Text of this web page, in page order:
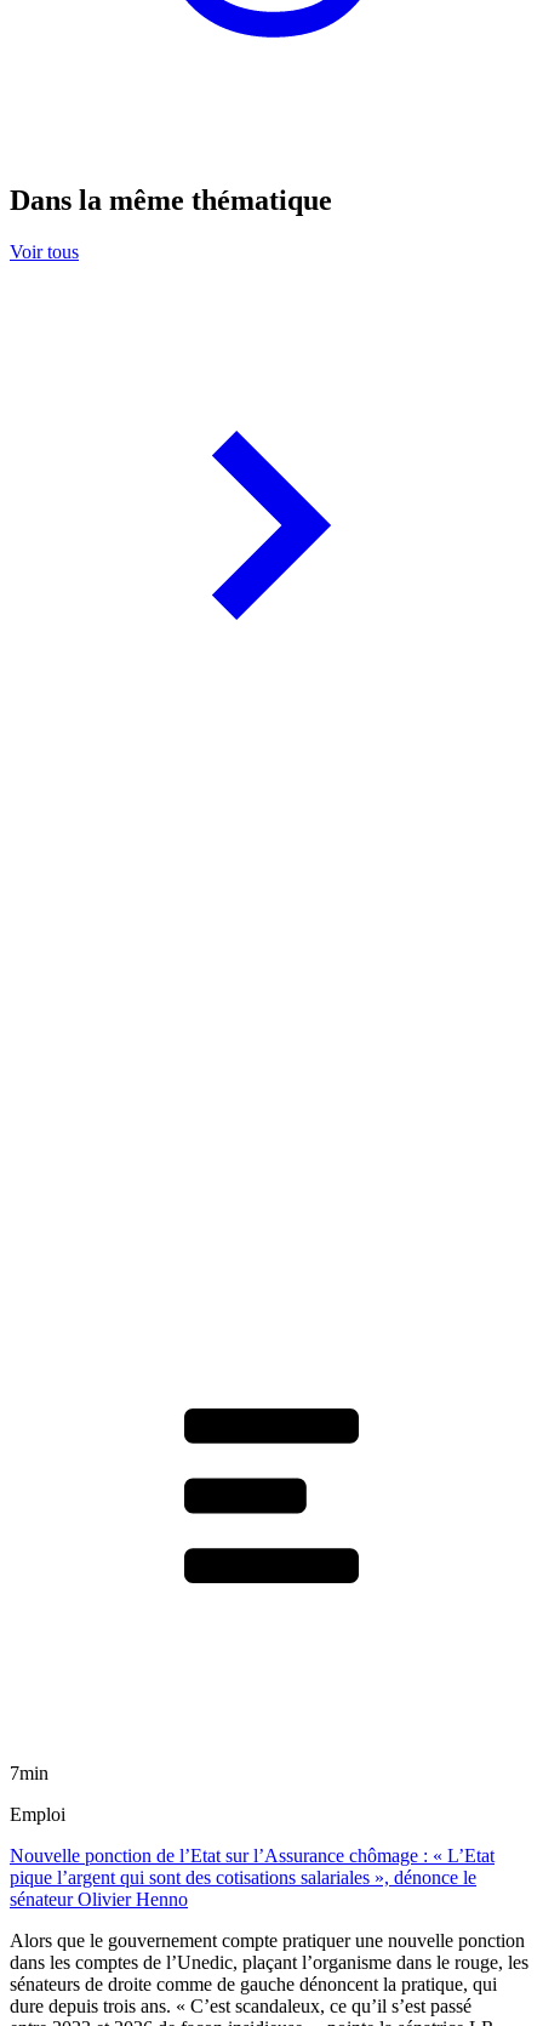
Dans la même thématique
Voir tous
7min
Emploi
Nouvelle ponction de l’Etat sur l’Assurance chômage : « L’Etat
pique l’argent qui sont des cotisations salariales », dénonce le
sénateur Olivier Henno
Alors que le gouvernement compte pratiquer une nouvelle ponction
dans les comptes de l’Unedic, plaçant l’organisme dans le rouge, les
sénateurs de droite comme de gauche dénoncent la pratique, qui
dure depuis trois ans. « C’est scandaleux, ce qu’il s’est passé